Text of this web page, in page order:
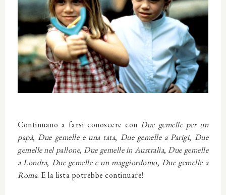
Continuano a farsi conoscere conDue gemelle per un
papà,Due gemelle e una tata, Due gemelle a Parigi, Due
gemelle nel pallone,Due gemelle in Australia,Due gemelle
a Londra, Due gemelle e un maggiordomo, Due gemelle a
Roma. E la lista potrebbe continuare!